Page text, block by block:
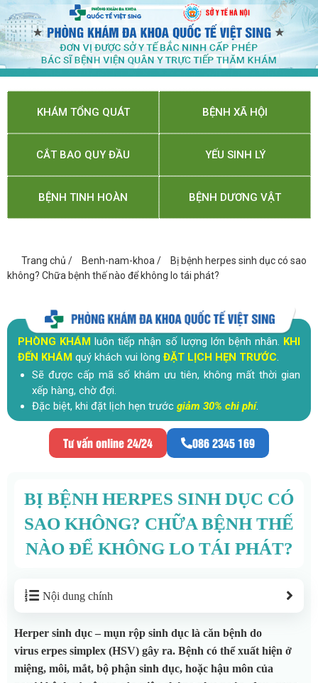
KHÁM TỔNG QUÁT BỆNH XÃ HỘI
CẮT BAO QUY ĐẦU YẾU SINH LÝ
BỆNH TINH HOÀN BỆNH DƯƠNG VẬT
Trang chủ / Benh-nam-khoa /
Bị bệnh herpes sinh dục có sao
không? Chữa bệnh thế nào để không lo tái phát?
PHÒNG KHÁM luôn tiếp nhận số lượng lớn bệnh nhân. KHI
ĐẾN KHÁM quý khách vui lòng ĐẶT LỊCH HẸN TRƯỚC.
Sẽ được cấp mã số khám ưu tiên, không mất thời gian
xếp hàng, chờ đợi.
Đặc biệt, khi đặt lịch hẹn trước giảm 30% chi phí.
Tư vấn online 24/24 086 2345 169
BỊ BỆNH HERPES SINH DỤC CÓ
SAO KHÔNG? CHỮA BỆNH THẾ
NÀO ĐỂ KHÔNG LO TÁI PHÁT?
Nội dung chính
Herper sinh dục – mụn rộp sinh dục là căn bệnh do
virus erpes simplex (HSV) gây ra. Bệnh có thể xuất hiện ở
miệng, môi, mắt, bộ phận sinh dục, hoặc hậu môn của